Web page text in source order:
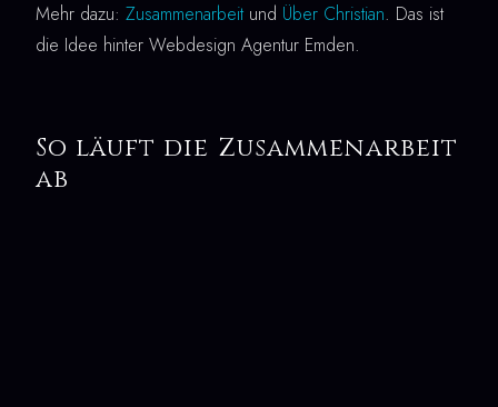
Mehr dazu: Zusammenarbeit und Über Christian. Das ist
die Idee hinter Webdesign Agentur Emden.
So läuft die Zusammenarbeit
ab